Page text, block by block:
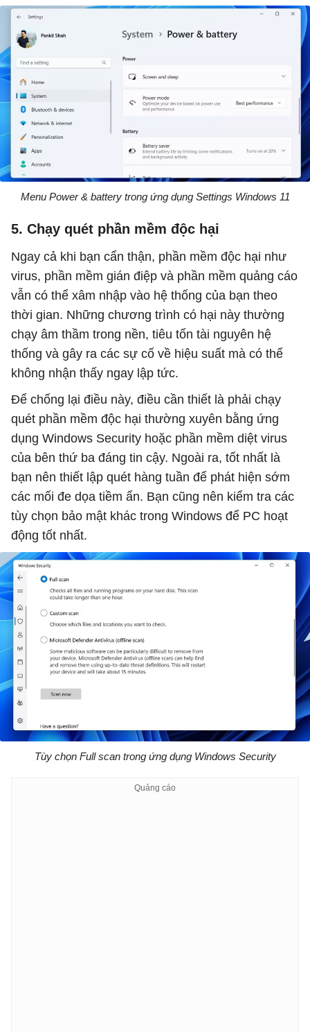
Menu Power & battery trong ứng dụng Settings Windows 11
5. Chạy quét phần mềm độc hại
Ngay cả khi bạn cẩn thận, phần mềm độc hại như
virus, phần mềm gián điệp và phần mềm quảng cáo
vẫn có thể xâm nhập vào hệ thống của bạn theo
thời gian. Những chương trình có hại này thường
chạy âm thầm trong nền, tiêu tốn tài nguyên hệ
thống và gây ra các sự cố về hiệu suất mà có thể
không nhận thấy ngay lập tức.
Để chống lại điều này, điều cần thiết là phải chạy
quét phần mềm độc hại thường xuyên bằng ứng
dụng Windows Security hoặc phần mềm diệt virus
của bên thứ ba đáng tin cậy. Ngoài ra, tốt nhất là
bạn nên thiết lập quét hàng tuần để phát hiện sớm
các mối đe dọa tiềm ẩn. Bạn cũng nên kiểm tra các
tùy chọn bảo mật khác trong Windows để PC hoạt
động tốt nhất.
Tùy chọn Full scan trong ứng dụng Windows Security